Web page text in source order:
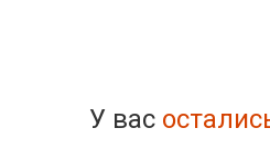
У вас